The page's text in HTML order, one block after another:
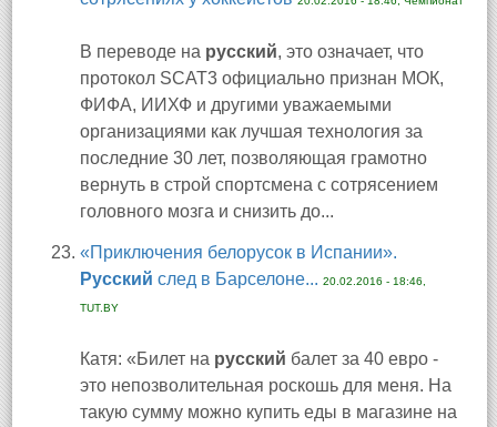
В переводе на русский, это означает, что
протокол SCAT3 официально признан МОК,
ФИФА, ИИХФ и другими уважаемыми
организациями как лучшая технология за
последние 30 лет, позволяющая грамотно
вернуть в строй спортсмена с сотрясением
головного мозга и снизить до...
«Приключения белорусок в Испании».
Русский след в Барселоне... 20.02.2016 - 18:46,
TUT.BY
Катя: «Билет на русский балет за 40 евро -
это непозволительная роскошь для меня. На
такую сумму можно купить еды в магазине на